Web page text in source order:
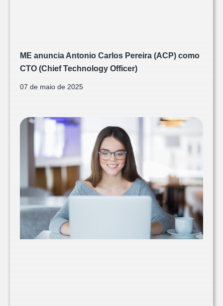
ME anuncia Antonio Carlos Pereira (ACP) como
CTO (Chief Technology Officer)
07 de maio de 2025